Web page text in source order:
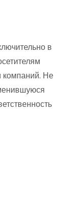
в
компаний. Не